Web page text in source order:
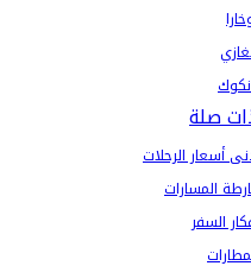
صلة
أسعار الرحلات
المسارات
السفر